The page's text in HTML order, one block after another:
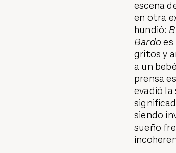
escena
en otra
hundió:
Bardoes
gritos y
a un
prensa
evadió
siendo
sueño